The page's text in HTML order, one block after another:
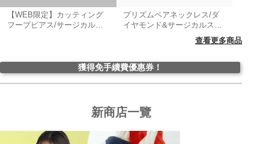
【WEB限定】カッティング
フープピアス/サージカルス
プリズムペアネックレス/ダ
イヤモンド&サージカルステ
查看更多商品
獲得免手續費優惠券！
新商店一覽